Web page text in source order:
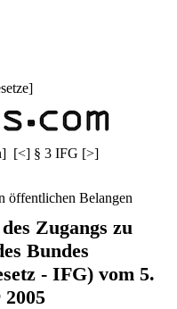
]
] [<] § 3 IFG [>]
öffentlichen Belangen
Zugangs zu
Bundes
- IFG) vom 5.
2005